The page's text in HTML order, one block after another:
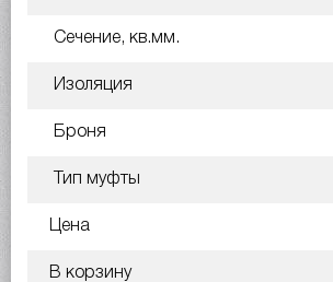
Сечение, кв.мм.
Изоляция
Броня
Тип муфты
Цена
В корзину